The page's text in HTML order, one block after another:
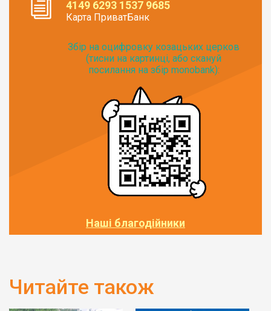
4149 6293 1537 9685
Карта ПриватБанк
Збір на оцифровку козацьких церков
(тисни на картинці, або скануй
посилання на збір monobank):
Наші благодійники
Читайте також